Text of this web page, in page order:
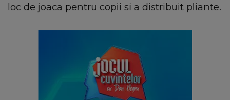
loc de joaca pentru copii si a distribuit pliante.